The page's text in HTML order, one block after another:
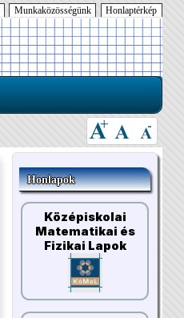
Honlaptérkép
Munkaközösségünk
Honlapok
Középiskolai
Matematikai és
Fizikai Lapok